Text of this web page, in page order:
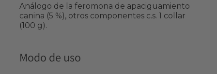
Análogo de la feromona de apaciguamiento
canina (5 %), otros componentes c.s. 1 collar
(100 g).
Modo de uso